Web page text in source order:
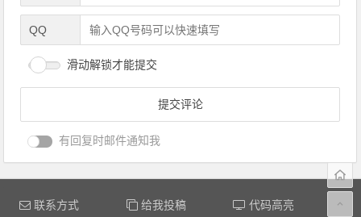
QQ
滑动解锁才能提交
有回复时邮件通知我
联系方式 给我投稿 代码高亮